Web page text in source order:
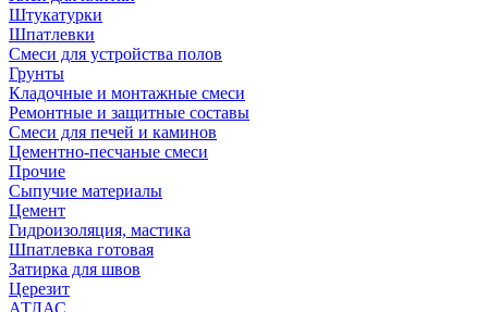
Штукатурки
Шпатлевки
Смеси для устройства полов
Грунты
Кладочные и монтажные смеси
Ремонтные и защитные составы
Смеси для печей и каминов
Цементно-песчаные смеси
Прочие
Сыпучие материалы
Цемент
Гидроизоляция, мастика
Шпатлевка готовая
Затирка для швов
Церезит
АТЛАС